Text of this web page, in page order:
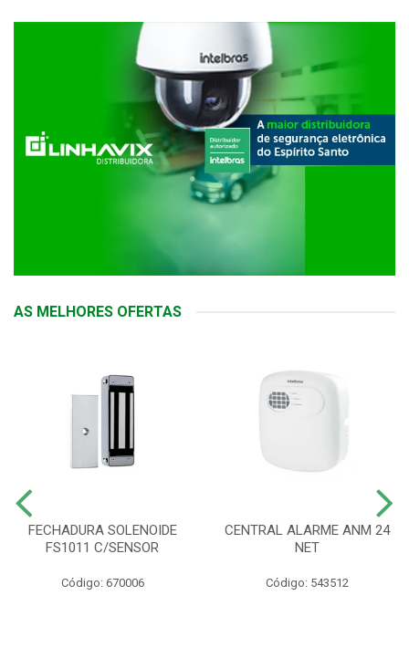
AS MELHORES OFERTAS
FECHADURA SOLENOIDE
FS1011 C/SENSOR
Código: 670006
CENTRAL ALARME ANM 24
NET
Código: 543512